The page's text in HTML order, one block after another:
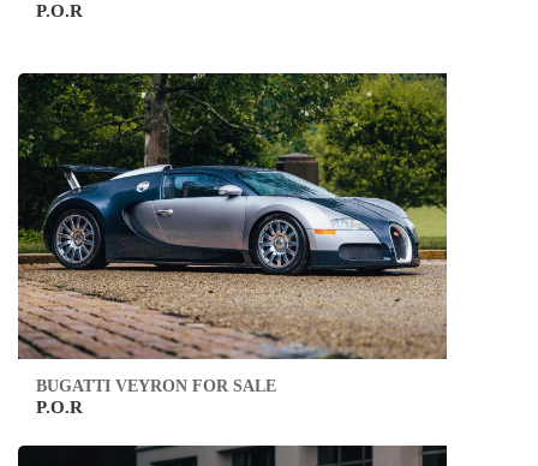
P.O.R
BUGATTI VEYRON FOR SALE
P.O.R